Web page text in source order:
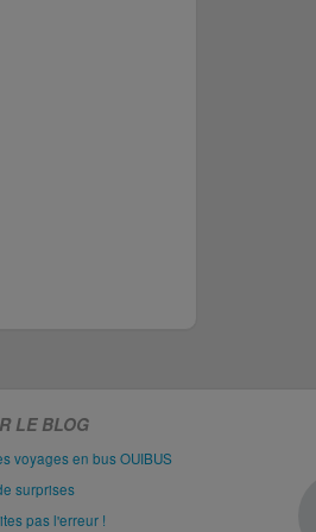
LE BLOG
voyages en bus OUIBUS
surprises
pas l'erreur !